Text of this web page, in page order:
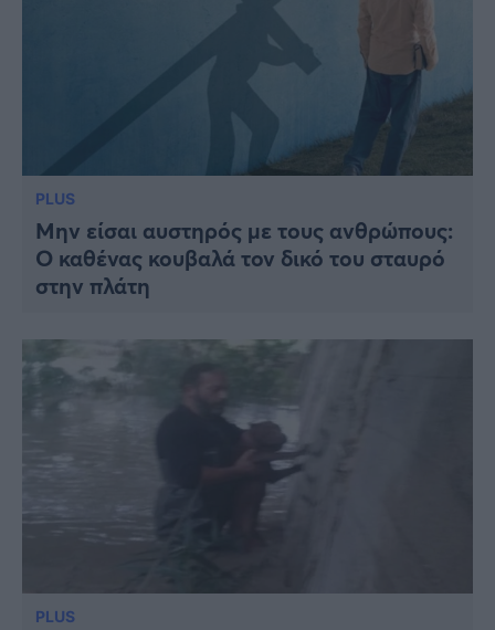
PLUS
Μην είσαι αυστηρός με τους ανθρώπους:
Ο καθένας κουβαλά τον δικό του σταυρό
στην πλάτη
PLUS